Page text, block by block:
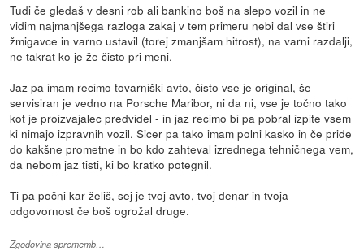
Tudi če gledaš v desni rob ali bankino boš na slepo vozil in ne
vidim najmanjšega razloga zakaj v tem primeru nebi dal vse štiri
žmigavce in varno ustavil (torej zmanjšam hitrost), na varni razdalji,
ne takrat ko je že čisto pri meni.
Jaz pa imam recimo tovarniški avto, čisto vse je original, še
servisiran je vedno na Porsche Maribor, ni da ni, vse je točno tako
kot je proizvajalec predvidel - in jaz recimo bi pa pobral izpite vsem
ki nimajo izpravnih vozil. Sicer pa tako imam polni kasko in če pride
do kakšne prometne in bo kdo zahteval izrednega tehničnega vem,
da nebom jaz tisti, ki bo kratko potegnil.
Ti pa počni kar želiš, sej je tvoj avto, tvoj denar in tvoja
odgovornost če boš ogrožal druge.
Zgodovina sprememb…